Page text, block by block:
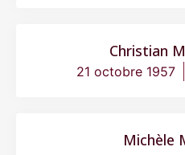
Christian
21 octobre 1957
Michèle